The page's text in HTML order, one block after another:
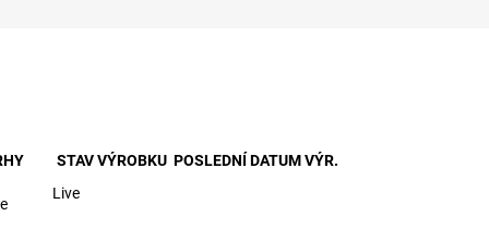
STAV VÝROBKU POSLEDNÍ DATUM VÝR.
Live